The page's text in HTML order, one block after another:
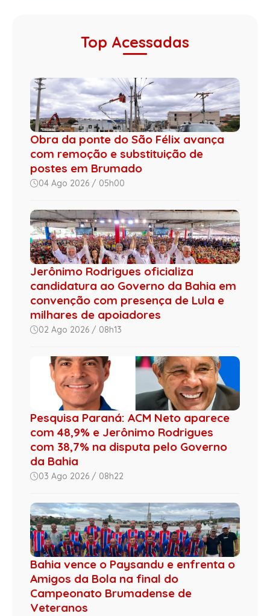
Top Acessadas
Obra da ponte do São Félix avança
com remoção e substituição de
postes em Brumado
04 Ago 2026 / 05h00
Jerônimo Rodrigues oficializa
candidatura ao Governo da Bahia em
convenção com presença de Lula e
milhares de apoiadores
02 Ago 2026 / 08h13
Pesquisa Paraná: ACM Neto aparece
com 48,9% e Jerônimo Rodrigues
com 38,7% na disputa pelo Governo
da Bahia
03 Ago 2026 / 08h22
Bahia vence o Paysandu e enfrenta o
Amigos da Bola na final do
Campeonato Brumadense de
Veteranos